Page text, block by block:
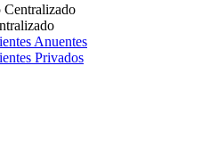
Centralizado
Anuentes
Privados